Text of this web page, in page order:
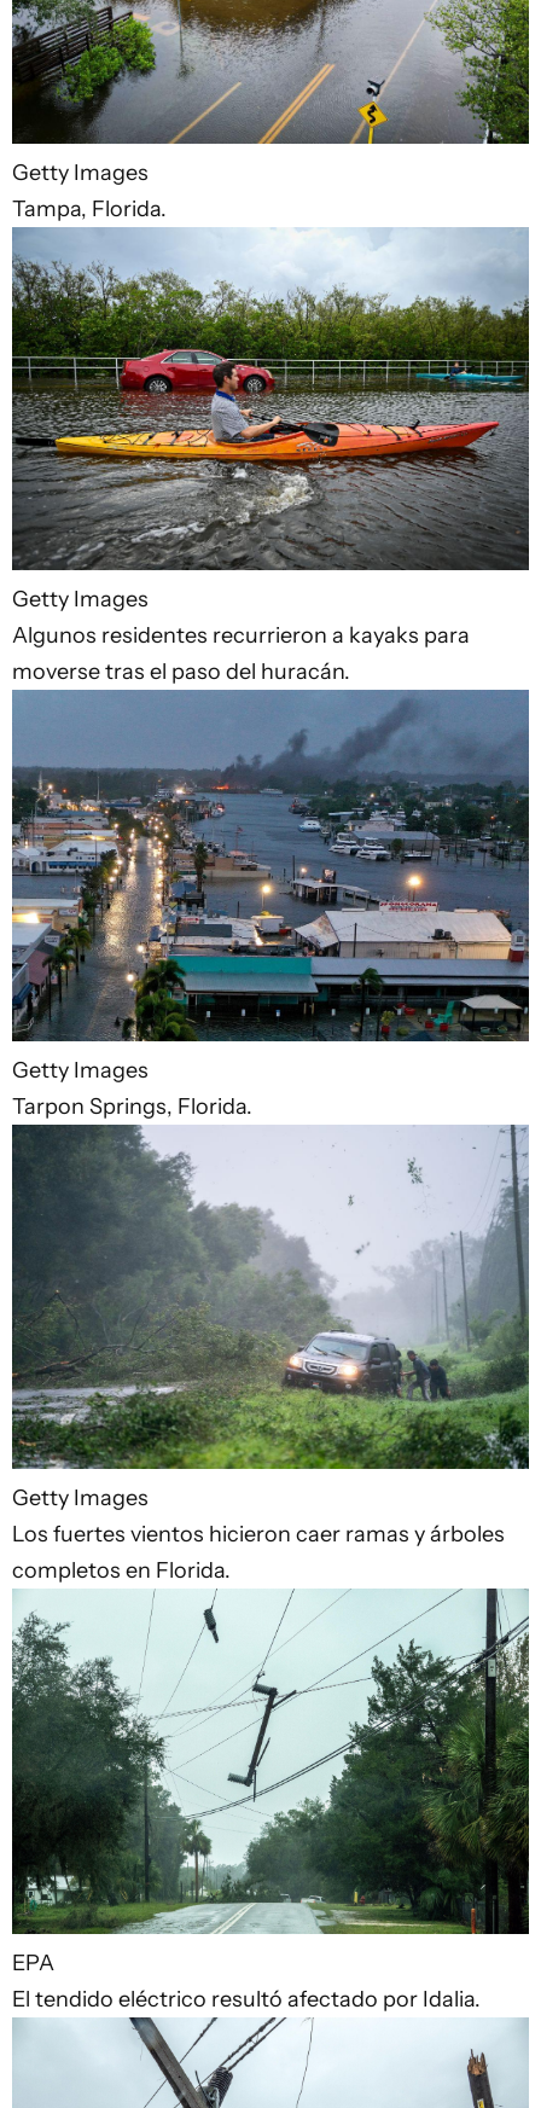
Getty Images
Tampa, Florida.
Getty Images
Algunos residentes recurrieron a kayaks para
moverse tras el paso del huracán.
Getty Images
Tarpon Springs, Florida.
Getty Images
Los fuertes vientos hicieron caer ramas y árboles
completos en Florida.
EPA
El tendido eléctrico resultó afectado por Idalia.